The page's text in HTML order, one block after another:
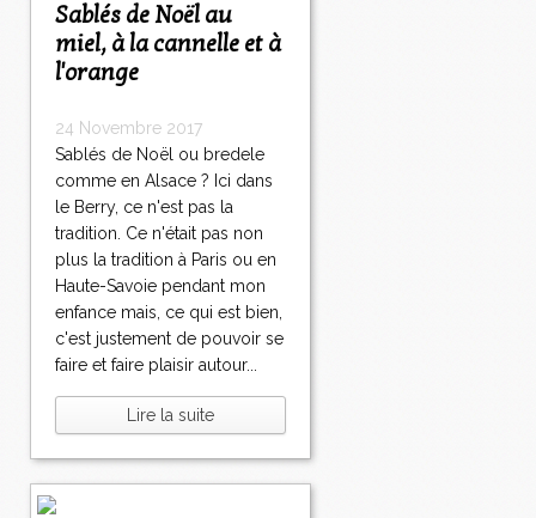
Sablés de Noël au
miel, à la cannelle et à
l'orange
24 Novembre 2017
Sablés de Noël ou bredele
comme en Alsace ? Ici dans
le Berry, ce n'est pas la
tradition. Ce n'était pas non
plus la tradition à Paris ou en
Haute-Savoie pendant mon
enfance mais, ce qui est bien,
c'est justement de pouvoir se
faire et faire plaisir autour...
Lire la suite